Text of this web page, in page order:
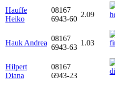
Hauffe
Heiko
08167
6943-60
2.09
Hauk Andrea
08167
6943-63
1.03
Hilpert
Diana
08167
6943-23